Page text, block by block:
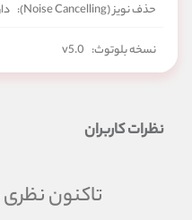
حذف نویز (Noise Cancelling):
نسخه بلوتوث: v5.0
نظرات کاربران
تاکنون